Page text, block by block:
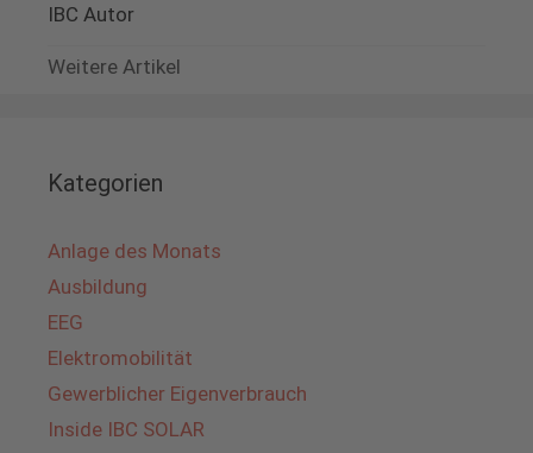
IBC Autor
Weitere Artikel
Kategorien
Anlage des Monats
Ausbildung
EEG
Elektromobilität
Gewerblicher Eigenverbrauch
Inside IBC SOLAR